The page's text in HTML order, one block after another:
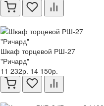
Шкаф торцевой РШ-27
"Ричард"
11 232р. 14 150р.